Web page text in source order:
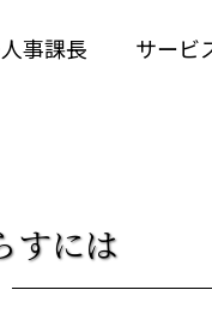
事課長 サービ
すには